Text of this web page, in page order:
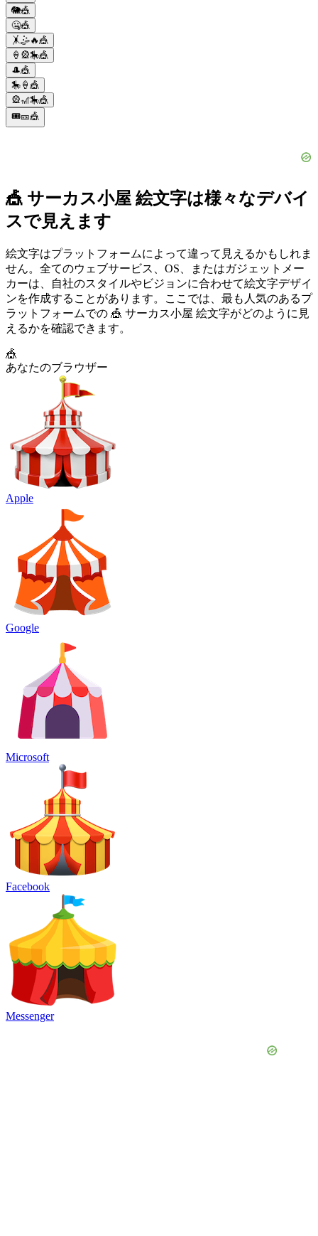
🐘🎪
🤐🎪
🤸🤹🔥🎪
🍦🎡🎠🎪
🎩🎪
🎠🍦🎪
🎡🎢🎠🎪
🎟️🎫🎪
🎪 サーカス小屋 絵文字は様々なデバイ
スで見えます
絵文字はプラットフォームによって違って見えるかもしれま
せん。全てのウェブサービス、OS、またはガジェットメー
カーは、自社のスタイルやビジョンに合わせて絵文字デザイ
ンを作成することがあります。ここでは、最も人気のあるプ
ラットフォームでの 🎪 サーカス小屋 絵文字がどのように見
えるかを確認できます。
🎪
あなたのブラウザー
Apple
Google
Microsoft
Facebook
Messenger